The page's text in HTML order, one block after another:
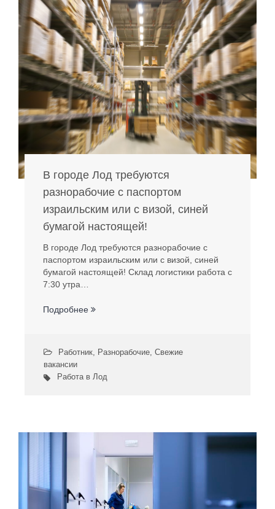
В городе Лод требуются
разнорабочие с паспортом
израильским или с визой, синей
бумагой настоящей!
В городе Лод требуются разнорабочие с
паспортом израильским или с визой, синей
бумагой настоящей! Склад логистики работа с
7:30 утра…
Подробнее
Работник, Разнорабочие, Свежие
вакансии
Работа в Лод